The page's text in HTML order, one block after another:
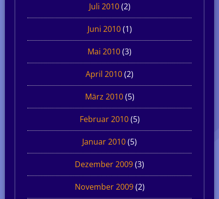
Juli 2010(2)
Juni 2010(1)
Mai 2010(3)
April 2010(2)
März 2010(5)
Februar 2010(5)
Januar 2010(5)
Dezember 2009(3)
November 2009(2)